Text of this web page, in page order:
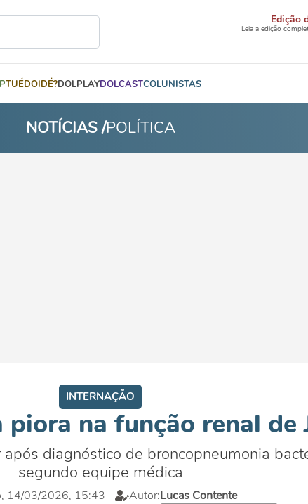
Edição
Leia a edição
TUÉDOIDÉ?DOLPLAYDOLCASTCOLUNISTAS
NOTÍCIAS /POLÍTICA
INTERNAÇÃO
na função renal de
diagnóstico de broncopneumonia
segundo equipe médica
14/03/2026, 15:43 - Autor:Lucas Contente